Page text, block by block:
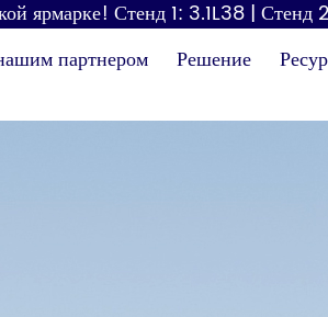
ярмарке! Стенд 1: 3.1L38 |
партнером Решение